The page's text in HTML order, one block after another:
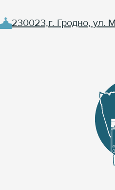
230023,г. Гродно, ул.